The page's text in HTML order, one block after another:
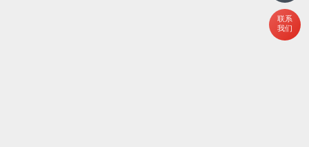
联系
我们